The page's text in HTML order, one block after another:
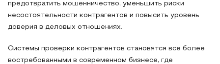
предотвратить мошенничество, уменьшить риски
несостоятельности контрагентов и повысить уровень
доверия в деловых отношениях.
Системы проверки контрагентов становятся все более
востребованными в современном бизнесе, где